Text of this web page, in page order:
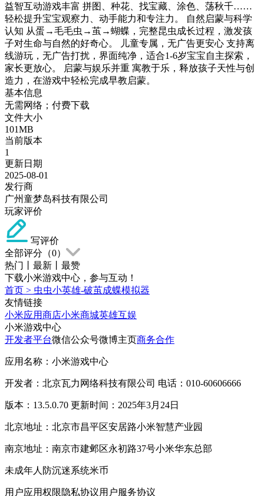
益智互动游戏丰富 拼图、种花、找宝藏、涂色、荡秋千……
轻松提升宝宝观察力、动手能力和专注力。 自然启蒙与科学
认知 从蛋→毛毛虫→茧→蝴蝶，完整昆虫成长过程，激发孩
子对生命与自然的好奇心。 儿童专属，无广告更安心 支持离
线游玩，无广告打扰，界面纯净，适合1-6岁宝宝自主探索，
家长更放心。 启蒙与娱乐并重 寓教于乐，释放孩子天性与创
造力，在游戏中轻松完成早教启蒙。
基本信息
无需网络；付费下载
文件大小
101MB
当前版本
1
更新日期
2025-08-01
发行商
广州童梦岛科技有限公司
玩家评价
写评价
全部评分（0）
热门
最新
最赞
下载小米游戏中心，参与互动！
首页 > 虫虫小英雄-破茧成蝶模拟器
友情链接
小米应用商店小米商城英雄互娱
小米游戏中心
开发者平台微信公众号微博主页商务合作
应用名称：小米游戏中心
开发者：北京瓦力网络科技有限公司 电话：010-60606666
版本：13.5.0.70 更新时间：2025年3月24日
北京地址：北京市昌平区安居路小米智慧产业园
南京地址：南京市建邺区永初路37号小米华东总部
未成年人防沉迷系统米币
用户应用权限隐私协议用户服务协议